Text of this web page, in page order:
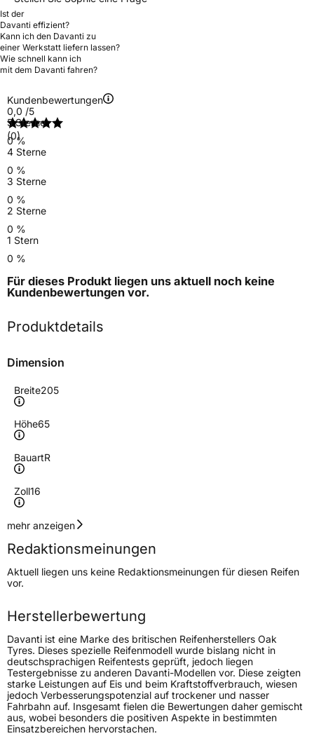
Ist der
Davanti effizient?
Kann ich den Davanti zu
einer Werkstatt liefern lassen?
Wie schnell kann ich
mit dem Davanti fahren?
Kundenbewertungen
0,0 /5
(0)
5 Sterne
0 %
4 Sterne
0 %
3 Sterne
0 %
2 Sterne
0 %
1 Stern
0 %
Für dieses Produkt liegen uns aktuell noch keine
Kundenbewertungen vor.
Produktdetails
Dimension
Breite205
Höhe65
BauartR
Zoll16
Geschwindigkeitsindex
Höchstgeschwindigkeit
170 km/h
Lastindex107/105
Höchstlast975/925 kg
Generelle Merkmale
FahrzeugtypTransporter
Verwendung Sommerreifen
ModellnameVantoura DX450
mehr anzeigen
Redaktionsmeinungen
Aktuell liegen uns keine Redaktionsmeinungen für diesen Reifen
vor.
Herstellerbewertung
Davanti ist eine Marke des britischen Reifenherstellers Oak
Tyres. Dieses spezielle Reifenmodell wurde bislang nicht in
deutschsprachigen Reifentests geprüft, jedoch liegen
Testergebnisse zu anderen Davanti-Modellen vor. Diese zeigten
starke Leistungen auf Eis und beim Kraftstoffverbrauch, wiesen
jedoch Verbesserungspotenzial auf trockener und nasser
Fahrbahn auf. Insgesamt fielen die Bewertungen daher gemischt
aus, wobei besonders die positiven Aspekte in bestimmten
Einsatzbereichen hervorstachen.